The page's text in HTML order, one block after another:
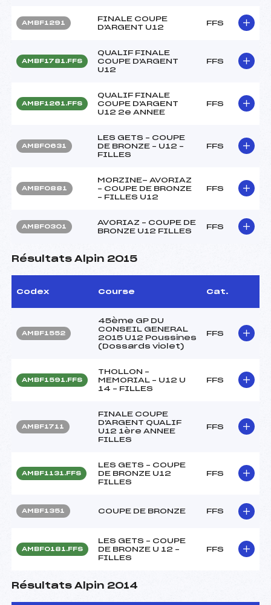
AMBF1291
FINALE COUPE
D'ARGENT U12
FFS
AMBF1781.FFS
QUALIF FINALE
COUPE D'ARGENT
U12
FFS
AMBF1261.FFS
QUALIF FINALE
COUPE D'ARGENT
U12 2e ANNEE
FFS
AMBF0631
LES GETS – COUPE
DE BRONZE – U12 –
FILLES
FFS
AMBF0881
MORZINE- AVORIAZ
– COUPE DE BRONZE
– FILLES U12
FFS
AMBF0301
AVORIAZ – COUPE DE
BRONZE U12 FILLES
FFS
Résultats Alpin 2015
Codex Course Cat.
AMBF1552
45ème GP DU
CONSEIL GENERAL
2015 U12 Poussines
(Dossards violet)
FFS
AMBF1591.FFS
THOLLON –
MEMORIAL – U12 U
14 – FILLES
FFS
AMBF1711
FINALE COUPE
D'ARGENT QUALIF
U12 1ère ANNEE
FILLES
FFS
AMBF1131.FFS
LES GETS – COUPE
DE BRONZE U12
FILLES
FFS
AMBF1351 COUPE DE BRONZE FFS
AMBF0181.FFS
LES GETS – COUPE
DE BRONZE U 12 –
FILLES
FFS
Résultats Alpin 2014